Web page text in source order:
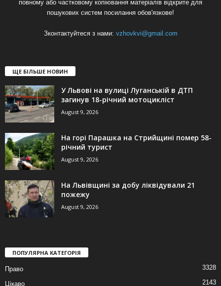
повному або частковому копіювання матеріалів відкрите для
пошукових систем посилання обов'язкове!
Зконтактуйтеся з нами: vzhovkvi@gmail.com
ЩЕ БІЛЬШЕ НОВИН
У Львові на вулиці Луганській в ДТП
загинув 18-річний мотоцикліст
August 9, 2026
На горі Парашка на Стрийщині помер 58-
річний турист
August 9, 2026
На Львівщині за добу ліквідували 21
пожежу
August 9, 2026
ПОПУЛЯРНА КАТЕГОРІЯ
Право 3328
Цікаво 2143